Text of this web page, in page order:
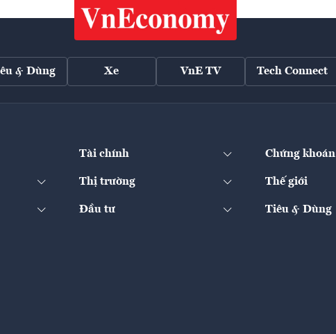
& Dùng Xe VnE TV Tech Connect
Tài chính Chứng khoán
Thị trường Thế giới
Đầu tư Tiêu & Dùng